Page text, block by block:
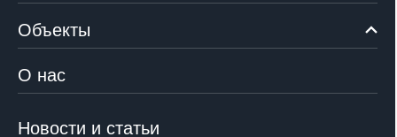
Объекты
О нас
Новости и статьи